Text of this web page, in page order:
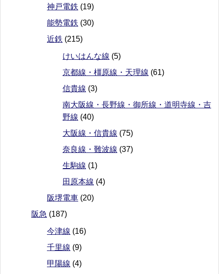
神戸電鉄 (19)
能勢電鉄 (30)
近鉄 (215)
けいはんな線 (5)
京都線・橿原線・天理線 (61)
信貴線 (3)
南大阪線・長野線・御所線・道明寺線・吉
野線 (40)
大阪線・信貴線 (75)
奈良線・難波線 (37)
生駒線 (1)
田原本線 (4)
阪堺電車 (20)
阪急 (187)
今津線 (16)
千里線 (9)
甲陽線 (4)